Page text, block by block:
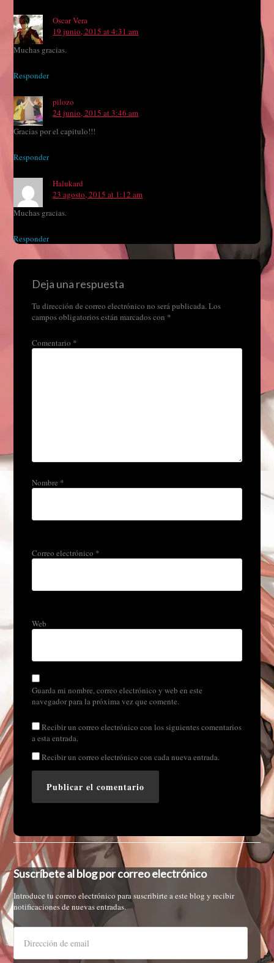
Oscar Vera
19 junio, 2015 at 4:31 am
Muchas gracias.
Responder
pilozo
24 junio, 2015 at 3:46 am
Gracias por el capitulo!!!
Responder
Halukard
23 agosto, 2015 at 1:12 am
Muchas gracias.
Responder
Deja una respuesta
Tu dirección de correo electrónico no será publicada.Los
campos obligatorios están marcados con *
Comentario *
Nombre *
Correo electrónico *
Web
Guarda mi nombre, correo electrónico y web en este
navegador para la próxima vez que comente.
Recibir un correo electrónico con los siguientes comentarios
a esta entrada.
Recibir un correo electrónico con cada nueva entrada.
Suscríbete al blog por correo electrónico
Introduce tu correo electrónico para suscribirte a este blog y recibir
notificaciones de nuevas entradas.